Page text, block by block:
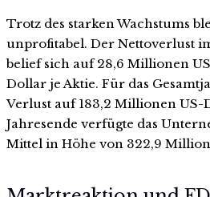
Trotz des starken Wachstums
unprofitabel. Der Nettoverlust
belief sich auf 28,6 Millionen
Dollar je Aktie. Für das
Verlust auf 183,2 Millionen US-
Jahresende verfügte das
Mittel in Höhe von 322,9